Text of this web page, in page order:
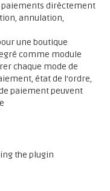
paiements dirèctement
annulation,
une boutique
comme module
chaque mode de
état de l'ordre,
paiement peuvent
the plugin